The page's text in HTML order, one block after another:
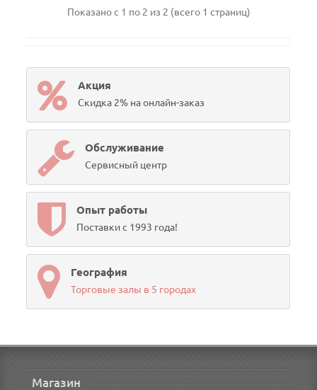
Показано с 1 по 2 из 2 (всего 1 страниц)
Акция
Скидка 2% на онлайн-заказ
Обслуживание
Сервисный центр
Опыт работы
Поставки с 1993 года!
География
Торговые залы в 5 городах
Магазин